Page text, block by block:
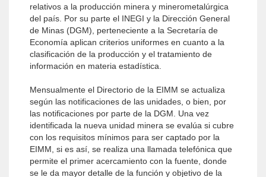
relativos a la producción minera y minerometalúrgica
del país. Por su parte el INEGI y la Dirección General
de Minas (DGM), perteneciente a la Secretaría de
Economía aplican criterios uniformes en cuanto a la
clasificación de la producción y el tratamiento de
información en materia estadística.
Mensualmente el Directorio de la EIMM se actualiza
según las notificaciones de las unidades, o bien, por
las notificaciones por parte de la DGM. Una vez
identificada la nueva unidad minera se evalúa si cubre
con los requisitos mínimos para ser captado por la
EIMM, si es así, se realiza una llamada telefónica que
permite el primer acercamiento con la fuente, donde
se le da mayor detalle de la función y objetivo de la